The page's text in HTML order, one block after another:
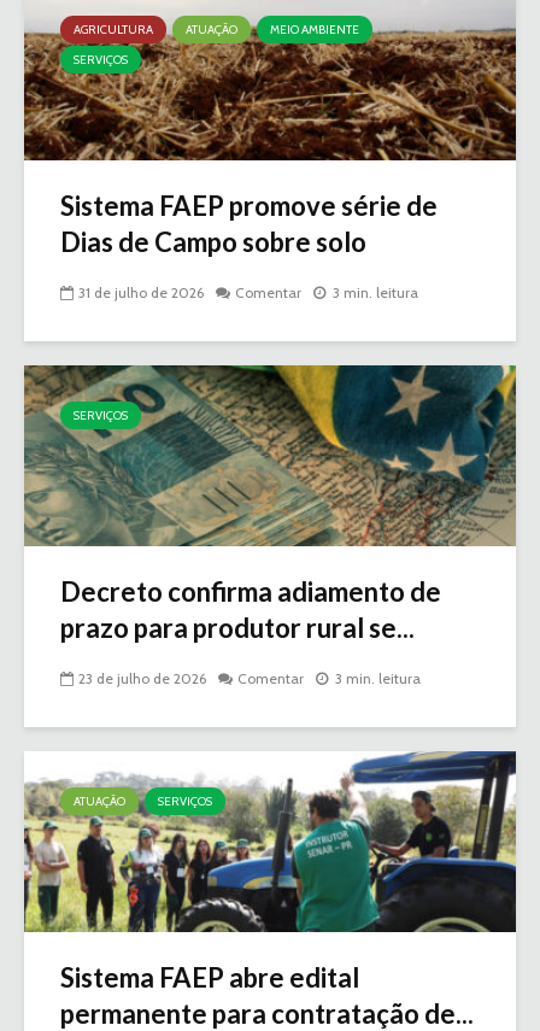
AGRICULTURA ATUAÇÃO
MEIO AMBIENTE
SERVIÇOS
Sistema FAEP promove série de
Dias de Campo sobre solo
31 de julho de 2026 Comentar 3 min. leitura
SERVIÇOS
Decreto confirma adiamento de
prazo para produtor rural se...
23 de julho de 2026 Comentar 3 min. leitura
ATUAÇÃO SERVIÇOS
Sistema FAEP abre edital
permanente para contratação de...